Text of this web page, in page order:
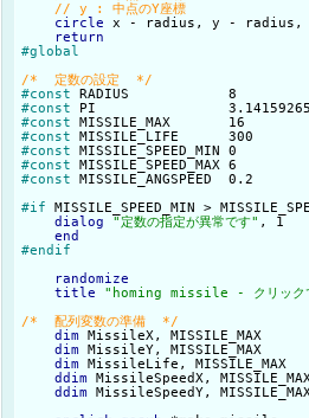
circle
x - radius, y - radius,
return
#global
/*  定数の設定  */
#const
RADIUS
#const
PI
#const
#const
#const
#const
#const
#if
MISSILE_SPEED_MIN >
dialog
"定数の指定が異常です" , 1
end
#endif
randomize
title
"homing missile - クリック
/*  配列変数の準備  */
dim MissileX,
dim MissileY,
dim MissileLife,
ddim MissileSpeedX,
ddim MissileSpeedY,